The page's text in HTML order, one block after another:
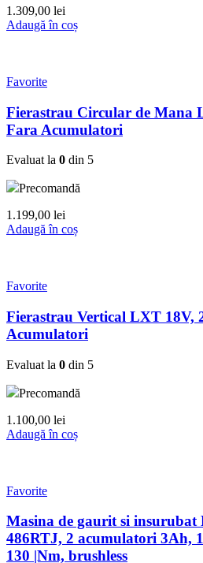
1.309,00 lei
Adaugă în coș
Favorite
Fierastrau Circular de Mana
Fara Acumulatori
Evaluat la 0 din 5
Precomandă
1.199,00 lei
Adaugă în coș
Favorite
Fierastrau Vertical LXT 18V,
Acumulatori
Evaluat la 0 din 5
Precomandă
1.100,00 lei
Adaugă în coș
Favorite
Masina de gaurit si
486RTJ, 2 acumulatori 3Ah,
130 |Nm, brushless